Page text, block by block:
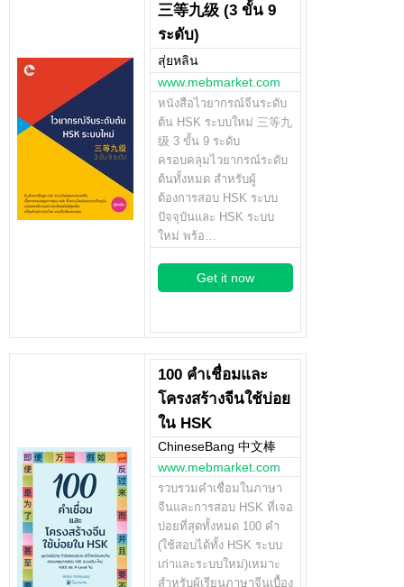
三等九级 (3 ขั้น 9
ระดับ)
สุ่ยหลิน
www.mebmarket.com
หนังสือไวยากรณ์จีนระดับ
ต้น HSK ระบบใหม่ 三等九
级 3 ขั้น 9 ระดับ
ครอบคลุมไวยากรณ์ระดับ
ต้นทั้งหมด สำหรับผู้
ต้องการสอบ HSK ระบบ
ปัจจุบันและ HSK ระบบ
ใหม่ พร้อ…
Get it now
100 คำเชื่อมและ
โครงสร้างจีนใช้บ่อย
ใน HSK
ChineseBang 中文棒
www.mebmarket.com
รวบรวมคำเชื่อมในภาษา
จีนและการสอบ HSK ที่เจอ
บ่อยที่สุดทั้งหมด 100 คำ
(ใช้สอบได้ทั้ง HSK ระบบ
เก่าและระบบใหม่)เหมาะ
สำหรับผู้เรียนภาษาจีนเบื้อง